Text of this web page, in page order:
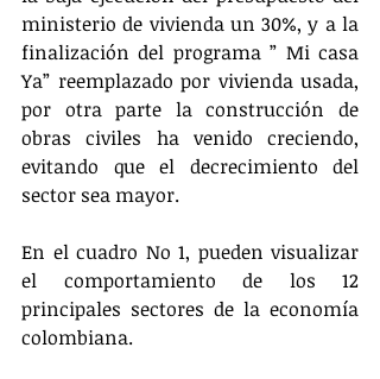
ministerio de vivienda un 30%, y a la
finalización del programa ” Mi casa
Ya” reemplazado por vivienda usada,
por otra parte la construcción de
obras civiles ha venido creciendo,
evitando que el decrecimiento del
sector sea mayor.
En el cuadro No 1, pueden visualizar
el comportamiento de los 12
principales sectores de la economía
colombiana.